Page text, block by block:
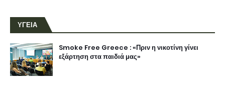
ΥΓΕΙΑ
Smoke Free Greece : «Πριν η νικοτίνη γίνει
εξάρτηση στα παιδιά μας»